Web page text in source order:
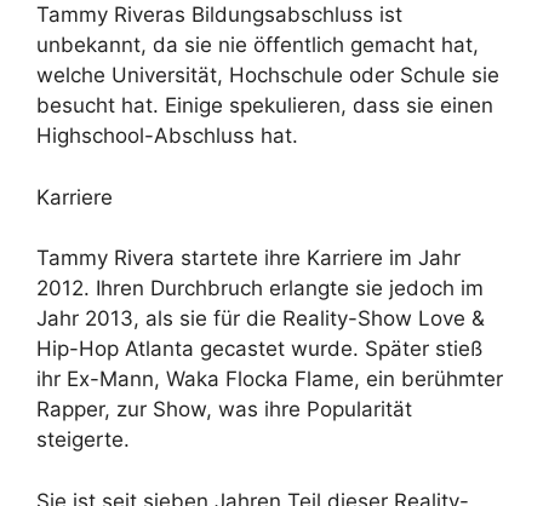
Tammy Riveras Bildungsabschluss ist
unbekannt, da sie nie öffentlich gemacht hat,
welche Universität, Hochschule oder Schule sie
besucht hat. Einige spekulieren, dass sie einen
Highschool-Abschluss hat.
Karriere
Tammy Rivera startete ihre Karriere im Jahr
2012. Ihren Durchbruch erlangte sie jedoch im
Jahr 2013, als sie für die Reality-Show Love &
Hip-Hop Atlanta gecastet wurde. Später stieß
ihr Ex-Mann, Waka Flocka Flame, ein berühmter
Rapper, zur Show, was ihre Popularität
steigerte.
Sie ist seit sieben Jahren Teil dieser Reality-